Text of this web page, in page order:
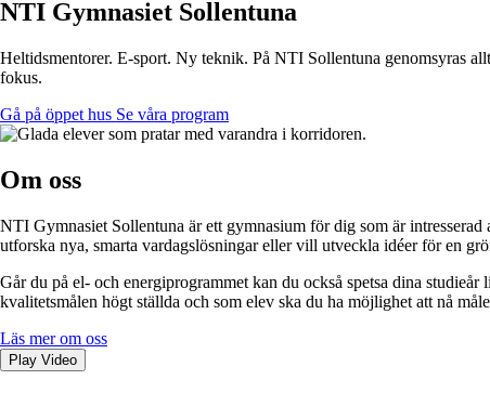
NTI Gymnasiet Sollentuna
Heltidsmentorer. E-sport. Ny teknik. På NTI Sollentuna genomsyras
fokus.
Gå på öppet hus Se våra program
Om oss
NTI Gymnasiet Sollentuna är ett gymnasium för dig som är
utforska nya, smarta vardagslösningar eller vill utveckla idéer för en
Går du på el- och energiprogrammet kan du också spetsa dina
kvalitetsmålen högt ställda och som elev ska du ha möjlighet att nå
Läs mer om oss
Play Video